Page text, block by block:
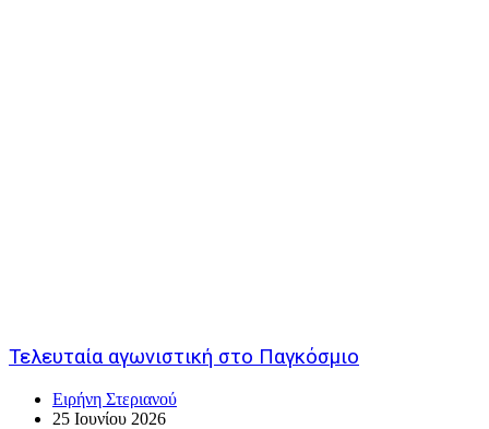
Τελευταία αγωνιστική στο Παγκόσμιο
Ειρήνη Στεριανού
25 Ιουνίου 2026